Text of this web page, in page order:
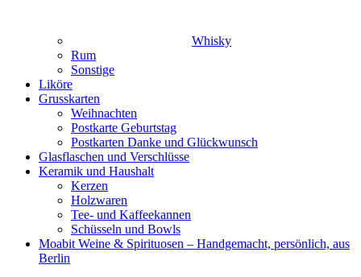
Whisky
Rum
Sonstige
Liköre
Grusskarten
Weihnachten
Postkarte Geburtstag
Postkarten Danke und Glückwunsch
Glasflaschen und Verschlüsse
Keramik und Haushalt
Kerzen
Holzwaren
Tee- und Kaffeekannen
Schüsseln und Bowls
Moabit Weine & Spirituosen – Handgemacht, persönlich, aus
Berlin